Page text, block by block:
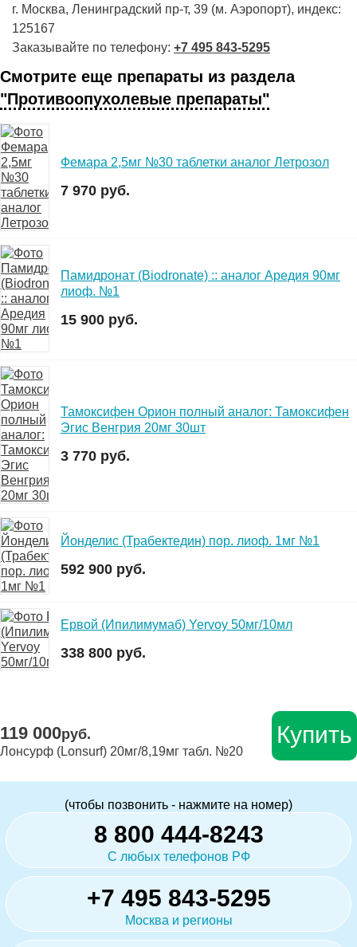
г. Москва, Ленинградский пр-т, 39 (м. Аэропорт), индекс:
125167
Заказывайте по телефону: +7 495 843-5295
Смотрите еще препараты из раздела
"Противоопухолевые препараты"
Фемара 2,5мг №30 таблетки аналог Летрозол
7 970 руб.
Памидронат (Biodronate) :: аналог Аредия 90мг
лиоф. №1
15 900 руб.
Тамоксифен Орион полный аналог: Тамоксифен
Эгис Венгрия 20мг 30шт
3 770 руб.
Йонделис (Трабектедин) пор. лиоф. 1мг №1
592 900 руб.
Ервой (Ипилимумаб) Yervoy 50мг/10мл
338 800 руб.
119 000руб.
Лонсурф (Lonsurf) 20мг/8,19мг табл. №20
Купить
(чтобы позвонить - нажмите на номер)
8 800 444-8243
С любых телефонов РФ
+7 495 843-5295
Москва и регионы